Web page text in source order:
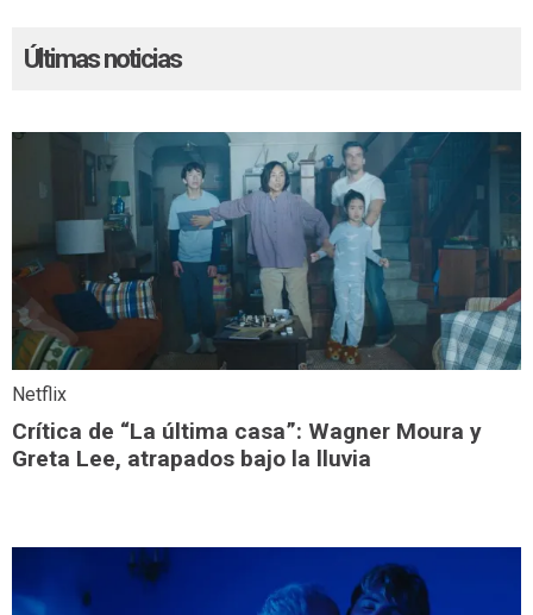
Últimas noticias
Netflix
Crítica de “La última casa”: Wagner Moura y
Greta Lee, atrapados bajo la lluvia